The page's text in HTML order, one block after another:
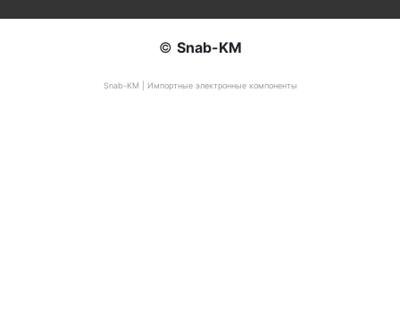
© Snab-KM
Snab-KM | Импортные электронные компоненты